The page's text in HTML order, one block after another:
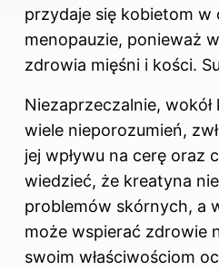
przydaje się kobietom w
menopauzie, ponieważ
zdrowia mięśni i kości.
Niezaprzeczalnie, wokół
wiele nieporozumień,
jej wpływu na cerę oraz
wiedzieć, że kreatyna
problemów skórnych, a
może wspierać zdrowie
swoim właściwościom